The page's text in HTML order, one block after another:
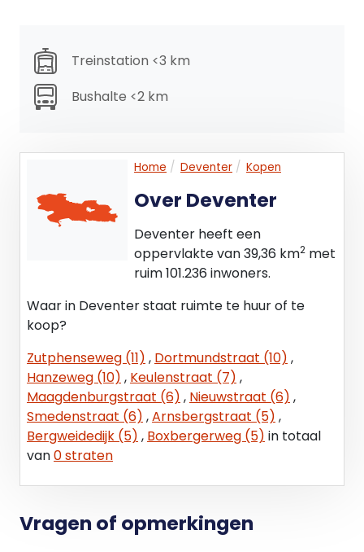
Treinstation <3 km
Bushalte <2 km
Home Deventer Kopen
Over Deventer
Deventer heeft een
oppervlakte van 39,36 km2 met
ruim 101.236 inwoners.
Waar in Deventer staat ruimte te huur of te
koop?
Zutphenseweg (11) , Dortmundstraat (10) ,
Hanzeweg (10) , Keulenstraat (7) ,
Maagdenburgstraat (6) , Nieuwstraat (6) ,
Smedenstraat (6) ,Arnsbergstraat (5) ,
Bergweidedijk (5) , Boxbergerweg (5) in totaal
van0 straten
Vragen of opmerkingen